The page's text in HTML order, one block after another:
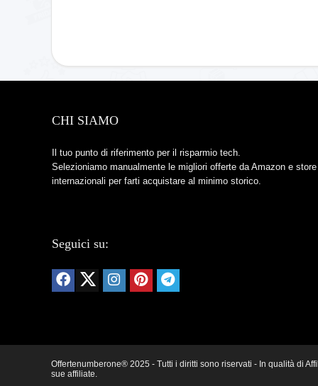
CHI SIAMO
Il tuo punto di riferimento per il risparmio tech.
Selezioniamo manualmente le migliori offerte da Amazon e store
internazionali per farti acquistare al minimo storico.
Seguici su:
Offertenumberone® 2025 - Tutti i diritti sono riservati - In qualità di
sue affiliate.